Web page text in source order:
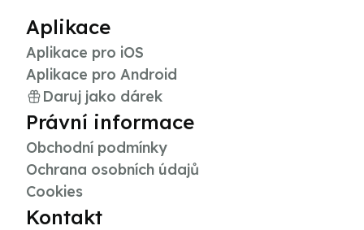
Aplikace
Aplikace pro iOS
Aplikace pro Android
Daruj jako dárek
Právní informace
Obchodní podmínky
Ochrana osobních údajů
Cookies
Kontakt